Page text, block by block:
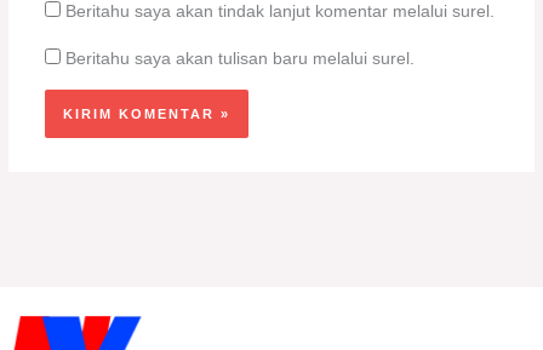
Beritahu saya akan tindak lanjut komentar melalui surel.
Beritahu saya akan tulisan baru melalui surel.